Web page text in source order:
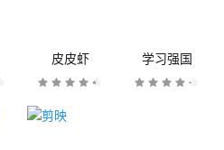
皮皮虾 学习强国